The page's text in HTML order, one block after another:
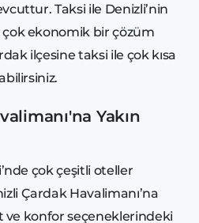
Taksi ile Denizli’nin
ekonomik bir çözüm
ilçesine taksi ile çok kısa
Yakın
çok çeşitli oteller
Çardak Havalimanı’na
ve konfor seçeneklerindeki